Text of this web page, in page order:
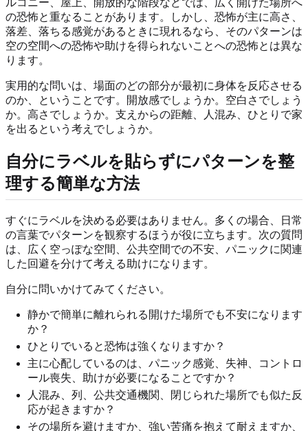
ルコニー、屋上、開放的な階段などでは、広く開けた場所へ
の恐怖と重なることがあります。しかし、恐怖が主に高さ、
落差、落ちる感覚があるときに現れるなら、そのパターンは
空の空間への恐怖や助けを得られないことへの恐怖とは異な
ります。
実用的な問いは、場面のどの部分が最初に身体を反応させる
のか、ということです。開放感でしょうか。空白さでしょう
か。高さでしょうか。支えからの距離、人混み、ひとりで家
を出るという考えでしょうか。
自分にラベルを貼らずにパターンを整
理する簡単な方法
すぐにラベルを決める必要はありません。多くの場合、日常
の言葉でパターンを観察するほうが役に立ちます。次の質問
は、広く空っぽな空間、公共空間での不安、パニックに関連
した回避を分けて考える助けになります。
自分に問いかけてみてください。
静かで簡単に離れられる開けた場所でも不安になります
か？
ひとりでいると恐怖は強くなりますか？
主に心配しているのは、パニック感覚、失神、コントロ
ール喪失、助けが必要になることですか？
人混み、列、公共交通機関、閉じられた場所でも似た反
応が起きますか？
その場所を避けますか、強い苦痛を抱えて耐えますか、